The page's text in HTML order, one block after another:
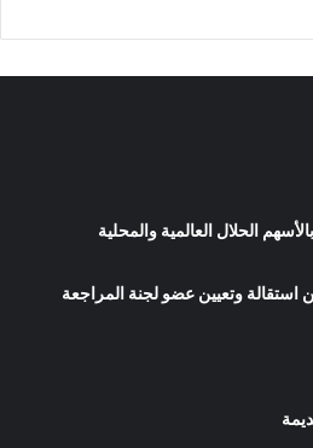
الحلال العالمية والمحلية
استقالة وتعيين عضو لجنة المراجعة